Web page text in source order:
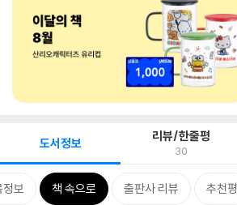
도서정보 리뷰/한줄평
30
정보 책 속으로 출판사 리뷰 추천평